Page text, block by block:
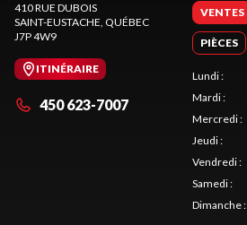
410 RUE DUBOIS
SAINT-EUSTACHE, QUÉBEC
J7P 4W9
ITINÉRAIRE
450 623-7007
VENTES
PIÈCES
Lundi:
Mardi:
Mercredi:
Jeudi:
Vendredi:
Samedi:
Dimanche: